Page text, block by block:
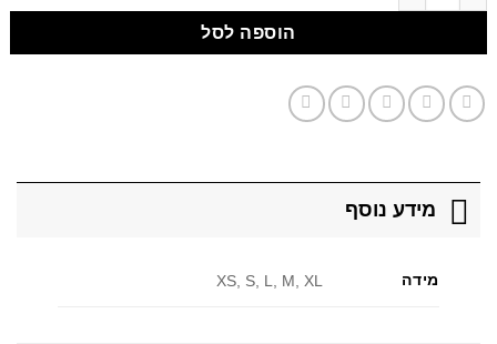
הוספה לסל
מידע נוסף
מידה XS, S, L, M, XL